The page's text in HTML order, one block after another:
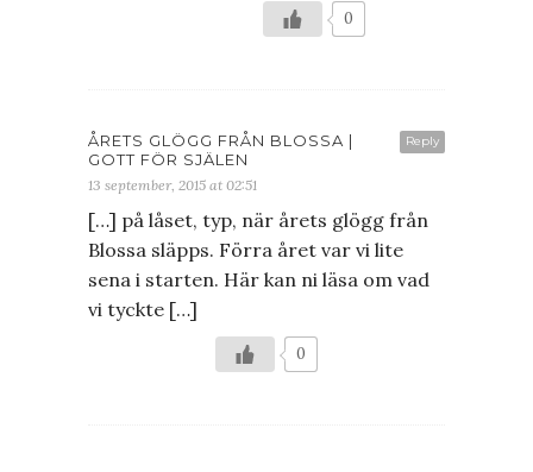
0
Reply
ÅRETS GLÖGG FRÅN BLOSSA |
GOTT FÖR SJÄLEN
13 september, 2015 at 02:51
[…] på låset, typ, när årets glögg från
Blossa släpps. Förra året var vi lite
sena i starten. Här kan ni läsa om vad
vi tyckte […]
0